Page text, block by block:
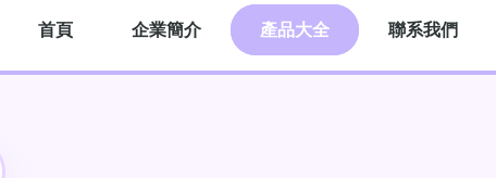
首頁 企業簡介 產品大全 聯系我們